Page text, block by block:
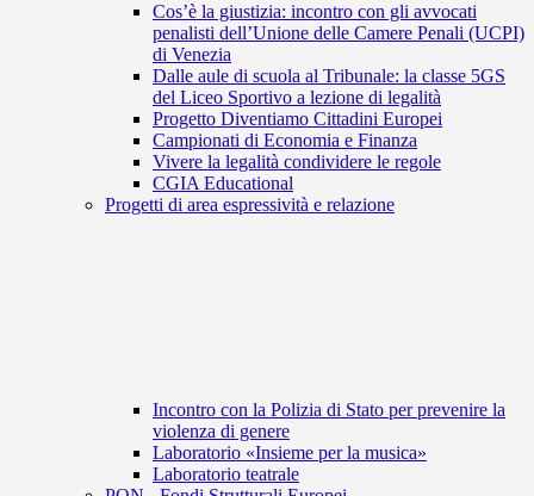
Cos’è la giustizia: incontro con gli avvocati
penalisti dell’Unione delle Camere Penali (UCPI)
di Venezia
Dalle aule di scuola al Tribunale: la classe 5GS
del Liceo Sportivo a lezione di legalità
Progetto Diventiamo Cittadini Europei
Campionati di Economia e Finanza
Vivere la legalità condividere le regole
CGIA Educational
Progetti di area espressività e relazione
Incontro con la Polizia di Stato per prevenire la
violenza di genere
Laboratorio «Insieme per la musica»
Laboratorio teatrale